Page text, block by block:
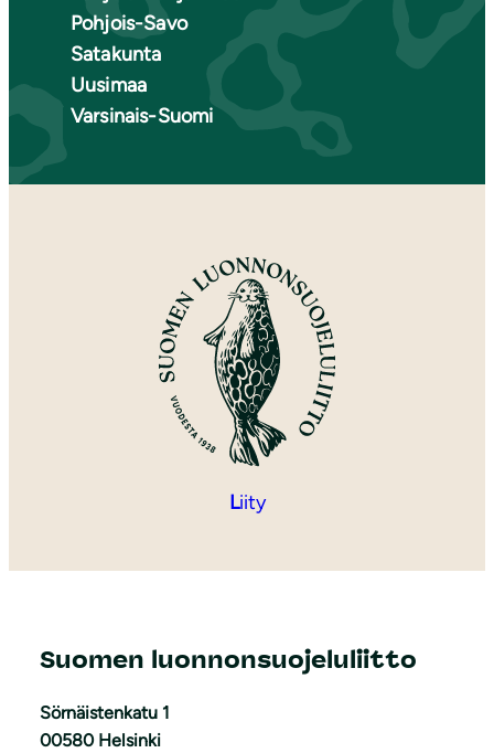
Pohjois-Savo
Satakunta
Uusimaa
Varsinais-Suomi
Liity
Suomen luonnonsuojeluliitto
Sörnäistenkatu 1
00580 Helsinki